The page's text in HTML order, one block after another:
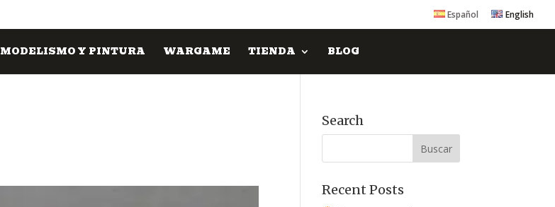
Español English
MODELISMO Y PINTURA WARGAME TIENDA BLOG
Search
Recent Posts